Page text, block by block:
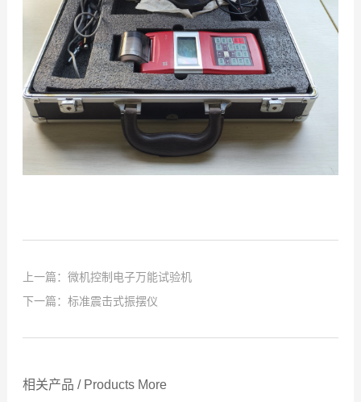
上一篇：微机控制电子万能试验机
下一篇：标准震击式振摆仪
相关产品 / Products More